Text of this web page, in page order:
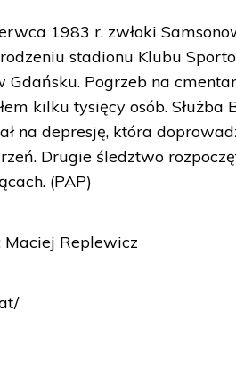
1983 r. zwłoki
stadionu Klubu
Gdańsku. Pogrzeb na
kilku tysięcy osób.
na depresję, która
Drugie śledztwo
(PAP)
Maciej Replewicz